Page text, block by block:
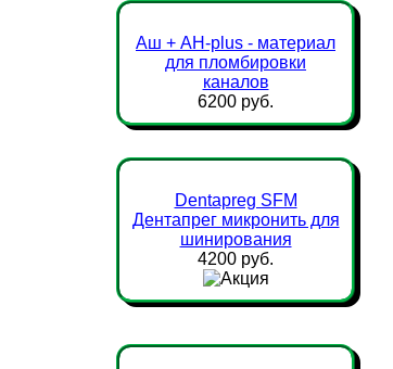
Аш + AH-plus - материал
для пломбировки
каналов
6200 руб.
Dentapreg SFM
Дентапрег микронить для
шинирования
4200 руб.